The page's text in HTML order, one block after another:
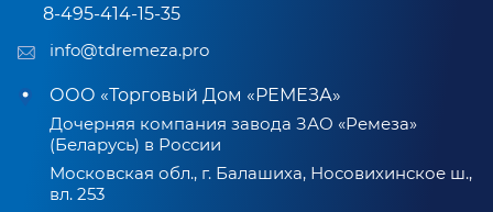
8-495-414-15-35
info@tdremeza.pro
ООО «Торговый Дом «РЕМЕЗА»
Дочерняя компания завода ЗАО «Ремеза»
(Беларусь) в России
Московская обл., г. Балашиха, Носовихинское ш.,
вл. 253